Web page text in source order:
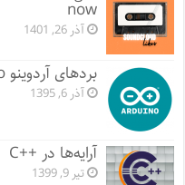
now
آذر 26, 1401
بردهای آردوینو Arduino
آذر 6, 1395
آرایه‌ها در ++C
تیر 9, 1399